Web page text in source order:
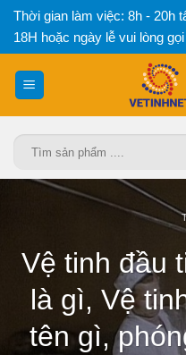
Bỏ
qua
nội
dung
Thời gian làm việc: 8h - 20h
18H hoặc ngày lễ vui lòng
Vệ tinh đầu
là gì, Vệ
tên gì,